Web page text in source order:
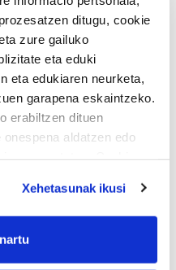
ditugu, cookie
zure gailuko
eta eduki
eta edukiaren neurketa,
garapena eskaintzeko.
erabiltzen dituen
aldatzen edo
to:
your geographical
Xehetasunak ikusi